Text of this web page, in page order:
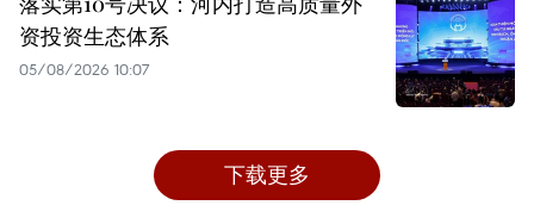
资投资生态体系
05/08/2026 10:07
下载更多